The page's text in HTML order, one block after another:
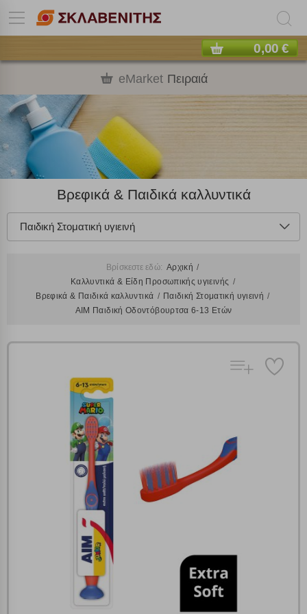
0,00 €
eMarket Πειραιά
Βρεφικά & Παιδικά καλλυντικά
Παιδική Στοματική υγιεινή
Βρίσκεστε εδώ: Αρχική
Καλλυντικά & Είδη Προσωπικής υγιεινής
Βρεφικά & Παιδικά καλλυντικά
Παιδική Στοματική υγιεινή
AIM Παιδική Οδοντόβουρτσα 6-13 Ετών
Πολλαπλή αναζήτηση
Χρησιμοποιήστε τη για πιο γρήγορη αναζήτηση
προϊόντων.
Γράψτε τα προϊόντα που επιθυμείτε, με κόμμα ανάμεσά
τους, και κάντε κλικ στο κουμπί "Αναζήτηση". Θα
εμφανιστούν αποτελέσματα από όλες τις Κατηγορίες και
για κάθε προϊόν.
Ρυθμίσεις Cookies
Ενημέρωση